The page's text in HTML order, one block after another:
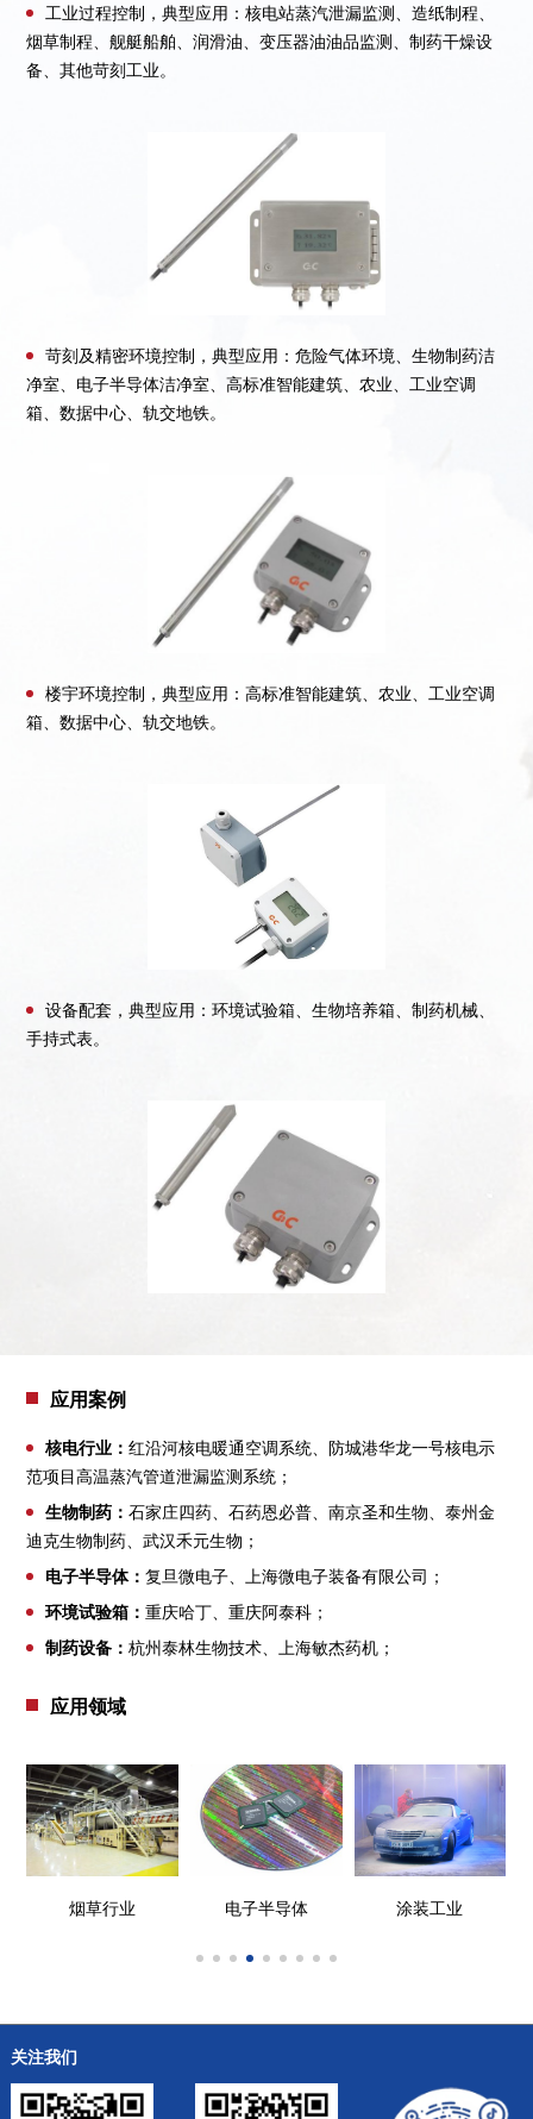
工业过程控制，典型应用：核电站蒸汽泄漏监测、造纸制程、
烟草制程、舰艇船舶、润滑油、变压器油油品监测、制药干燥设
备、其他苛刻工业。
苛刻及精密环境控制，典型应用：危险气体环境、生物制药洁
净室、电子半导体洁净室、高标准智能建筑、农业、工业空调
箱、数据中心、轨交地铁。
楼宇环境控制，典型应用：高标准智能建筑、农业、工业空调
箱、数据中心、轨交地铁。
设备配套，典型应用：环境试验箱、生物培养箱、制药机械、
手持式表。
应用案例
核电行业：红沿河核电暖通空调系统、防城港华龙一号核电示
范项目高温蒸汽管道泄漏监测系统；
生物制药：石家庄四药、石药恩必普、南京圣和生物、泰州金
迪克生物制药、武汉禾元生物；
电子半导体：复旦微电子、上海微电子装备有限公司；
环境试验箱：重庆哈丁、重庆阿泰科；
制药设备：杭州泰林生物技术、上海敏杰药机；
应用领域
烟草行业 电子半导体 涂装工业
关注我们